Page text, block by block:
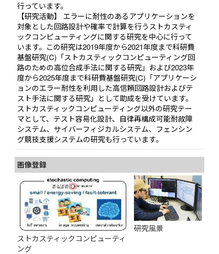
行っています。
【研究活動】 エラーに耐性のあるアプリケーションを
対象とした回路設計や確率で計算を行うストカスティ
ックコンピューティングに関する研究を中心に行って
います。この研究は2019年度から2021年度まで科研費
基盤研究(C)「ストカスティックコンピューティング回
路のための高位合成手法に関する研究」および2023年
度から2025年度まで科研費基盤研究(C)「アプリケーシ
ョンのエラー耐性を利用した高信頼回路設計およびテ
スト手法に関する研究」として助成を受けています。
ストカスティックコンピューティング以外の研究テー
マとして、テスト容易化設計、自律再構成可能耐故障
システム、サイバーフィジカルシステム、フェンシン
グ競技支援システムの研究も行っています。
画像登録
ストカスティックコンピューティ
ング
研究風景